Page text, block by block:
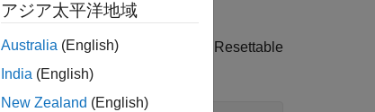
subsystem contains a Unit Delay Resettable
アジア太平洋地域
Australia (English)
India (English)
New Zealand (English)